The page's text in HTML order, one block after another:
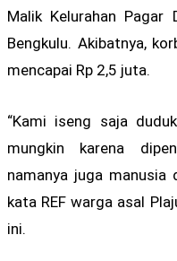
Malik Kelurahan Pagar
Bengkulu. Akibatnya,
mencapai Rp 2,5 juta.
“Kami iseng saja
mungkin karena
namanya juga manusia
kata REF warga asal
ini.